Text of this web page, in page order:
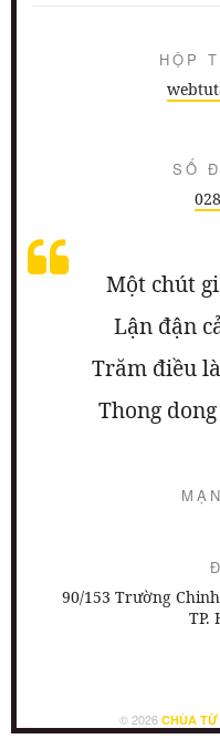
HỘP
SỐ
Một chút
Lận đận
Trăm điều
Thong
90/153 Trường
TP.
© 2026 CHÙA TỪ